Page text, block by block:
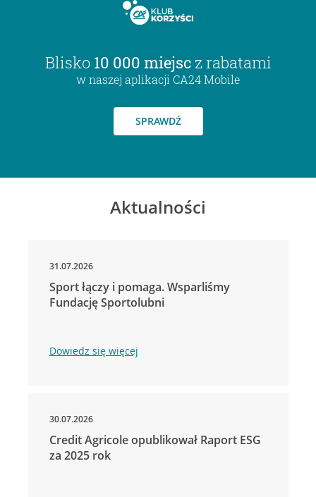
Blisko 10 000 miejsc z rabatami
w naszej aplikacji CA24 Mobile
SPRAWDŹ
Aktualności
31.07.2026
Sport łączy i pomaga. Wsparliśmy
Fundację Sportolubni
Dowiedz się więcej
30.07.2026
Credit Agricole opublikował Raport ESG
za 2025 rok